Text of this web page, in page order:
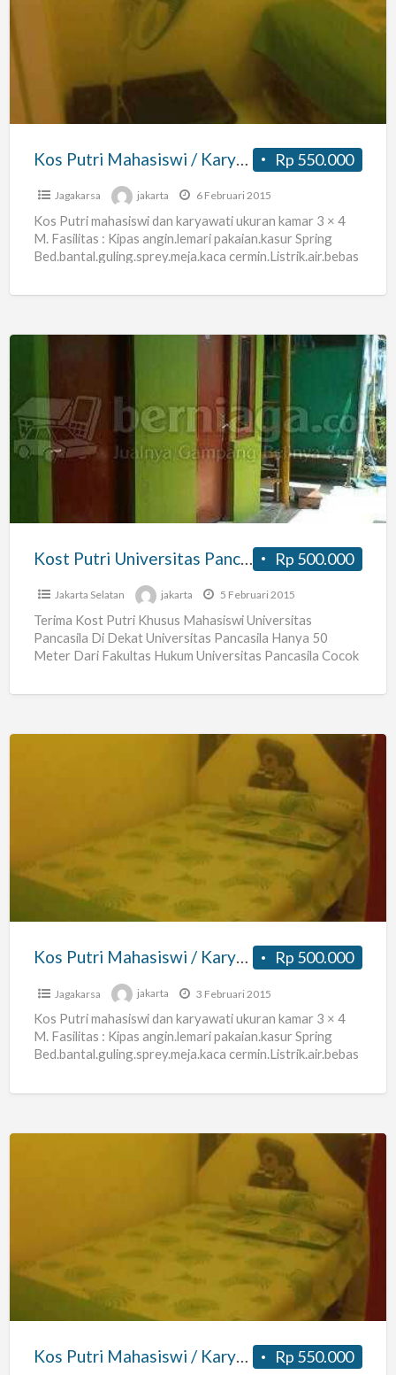
Stikim
Rp 550.000
Kos Putri Mahasiswi / Karyawati Dekat Stikim Stikom La
Jagakarsa jakarta 6 Februari 2015
Kos Putri mahasiswi dan karyawati ukuran kamar 3 × 4
M. Fasilitas : Kipas angin.lemari pakaian.kasur Spring
Bed.bantal.guling.sprey.meja.kaca cermin.Listrik.air.bebas
Putri
Universitas
Pancasila
Rp 500.000
Kost Putri Universitas Pancasila
Jakarta Selatan jakarta 5 Februari 2015
Terima Kost Putri Khusus Mahasiswi Universitas
Pancasila Di Dekat Universitas Pancasila Hanya 50
Meter Dari Fakultas Hukum Universitas Pancasila Cocok
Karyawati
Lenteng
Agung
Rp 500.000
Kos Putri Mahasiswi / Karyawati Lenteng Agung
Jagakarsa jakarta 3 Februari 2015
Kos Putri mahasiswi dan karyawati ukuran kamar 3 × 4
M. Fasilitas : Kipas angin.lemari pakaian.kasur Spring
Bed.bantal.guling.sprey.meja.kaca cermin.Listrik.air.bebas
Karyawati
Stikim
Rp 550.000
Kos Putri Mahasiswi / Karyawati Dekat Stikim Stikom